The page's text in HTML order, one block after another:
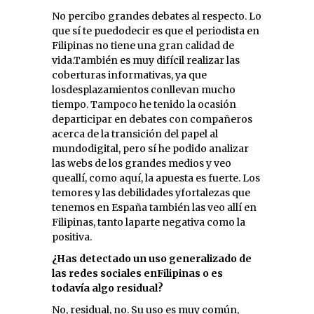
No percibo grandes debates al respecto. Lo
que sí te puedodecir es que el periodista en
Filipinas no tiene una gran calidad de
vida.También es muy difícil realizar las
coberturas informativas, ya que
losdesplazamientos conllevan mucho
tiempo. Tampoco he tenido la ocasión
departicipar en debates con compañeros
acerca de la transición del papel al
mundodigital, pero sí he podido analizar
las webs de los grandes medios y veo
queallí, como aquí, la apuesta es fuerte. Los
temores y las debilidades yfortalezas que
tenemos en España también las veo allí en
Filipinas, tanto laparte negativa como la
positiva.
¿Has detectado un uso generalizado de
las redes sociales enFilipinas o es
todavía algo residual?
No, residual, no. Su uso es muy común,